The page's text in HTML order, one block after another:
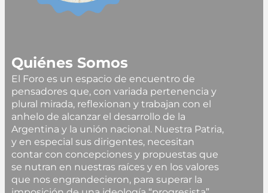
Quiénes Somos
El Foro es un espacio de encuentro de
pensadores que, con variada pertenencia y
plural mirada, reflexionan y trabajan con el
anhelo de alcanzar el desarrollo de la
Argentina y la unión nacional. Nuestra Patria,
y en especial sus dirigentes, necesitan
contar con concepciones y propuestas que
se nutran en nuestras raíces y en los valores
que nos engrandecieron, para superar la